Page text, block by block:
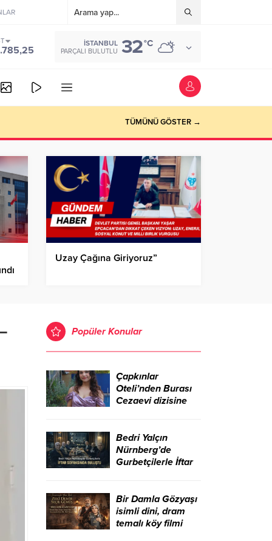
İSTANBUL
PARÇALI BULUTLU 32°C
TÜMÜNÜ GÖSTER →
Uzay Çağına Giriyoruz”
Popüler Konular
Çapkınlar
Oteli’nden Burası
Cezaevi dizisine
Bedri Yalçın
Nürnberg’de
Gurbetçilerle İftar
Bir Damla Gözyaşı
isimli dini, dram
temalı köy filmi